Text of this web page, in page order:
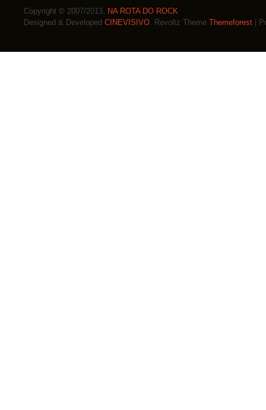
Copyright © 2007/2013, NA ROTA DO ROCK
Designed & Developed CINEVISIVO. Revoltz Theme Themeforest |